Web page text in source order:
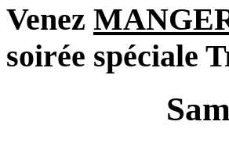
Venez
soirée spéciale